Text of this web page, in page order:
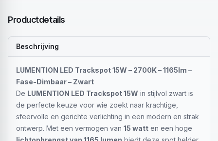
Productdetails
Beschrijving
LUMENTION LED Trackspot 15W – 2700K – 1165lm –
Fase-Dimbaar – Zwart
De LUMENTION LED Trackspot 15W in stijlvol zwart is
de perfecte keuze voor wie zoekt naar krachtige,
sfeervolle en gerichte verlichting in een modern en strak
ontwerp. Met een vermogen van 15 watt en een hoge